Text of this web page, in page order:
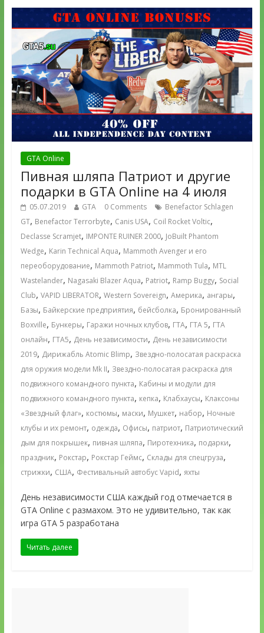
GTA Online
Пивная шляпа Патриот и другие
подарки в GTA Online на 4 июля
05.07.2019 GTA 0 Comments
Benefactor Schlagen
GT, Benefactor Terrorbyte, Canis USA, Coil Rocket Voltic,
Declasse Scramjet, IMPONTE RUINER 2000, JoBuilt Phantom
Wedge, Karin Technical Aqua, Mammoth Avenger и его
переоборудование, Mammoth Patriot, Mammoth Tula, MTL
Wastelander, Nagasaki Blazer Aqua, Patriot, Ramp Buggy, Social
Club, VAPID LIBERATOR, Western Sovereign, Америка, ангары,
Базы, Байкерские предприятия, бейсболка, Бронированный
Boxville, Бункеры, Гаражи ночных клубов, ГТА, ГТА 5, ГТА
онлайн, ГТА5, День независимости, День независимости
2019, Дирижабль Atomic Blimp, Звездно-полосатая раскраска
для оружия модели Mk II, Звездно-полосатая раскраска для
подвижного командного пункта, Кабины и модули для
подвижного командного пункта, кепка, Клабхаусы, Клаксоны
«Звездный флаг», костюмы, маски, Мушкет, набор, Ночные
клубы и их ремонт, одежда, Офисы, патриот, Патриотический
дым для покрышек, пивная шляпа, Пиротехника, подарки,
праздник, Рокстар, Рокстар Геймс, Склады для спецгруза,
стрижки, США, Фестивальный автобус Vapid, яхты
День независимости США каждый год отмечается в
GTA Online с размахом. Это не удивительно, так как
игра GTA 5 разработана
Читать далее